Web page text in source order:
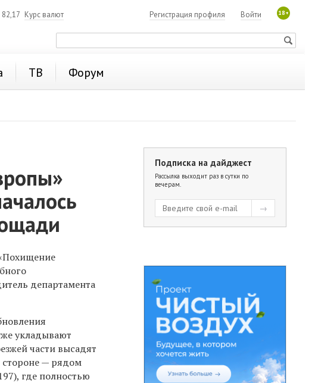
82,17 Курс валют 18+
Войти
Регистрация профиля
ТВ Форум
департамента
укладывают
части высадят
стороне — рядом
где полностью
Подписка на дайджест
Рассылка выходит раз в сутки по
вечерам.